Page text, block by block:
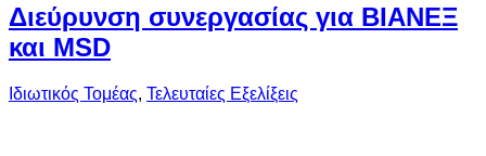
Διεύρυνση συνεργασίας για ΒΙΑΝΕΞ
και MSD
Ιδιωτικός Τομέας, Τελευταίες Εξελίξεις